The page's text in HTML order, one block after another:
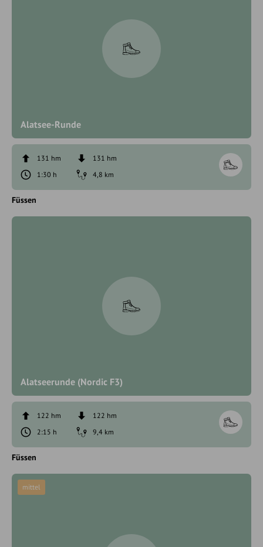
Alatsee-Runde
131 hm
131 hm
1:30 h
4,8 km
Füssen
Alatseerunde (Nordic F3)
122 hm
122 hm
2:15 h
9,4 km
Füssen
mittel